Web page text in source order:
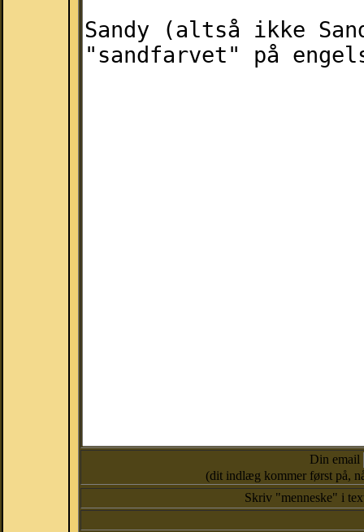
Din email
(dit indlæg kommer først på,
Skriv "menneske" i